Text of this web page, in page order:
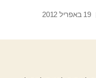
19 באפריל 2012